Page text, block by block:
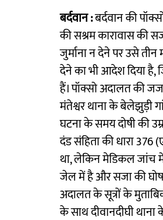
बर्दवान :बर्दवान की
की सश्रम कारावास की
जुर्माना न देने पर उसे
देने का भी आदेश दिया है,
हैं। पॉक्सो अदालत की
मंतेश्वर थाना के बेलेझुड़ी
घटना के समय दोषी की
दंड संहिता की धारा
था, लेकिन मेडिकल जांच में
जेल में है और सजा की
अदालत के सूत्रों के
के साथ दीवानदीघी